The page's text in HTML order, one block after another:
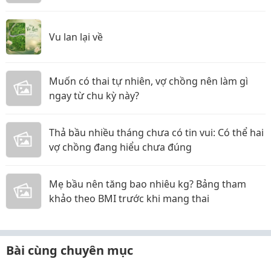
Vu lan lại về
Muốn có thai tự nhiên, vợ chồng nên làm gì
ngay từ chu kỳ này?
Thả bầu nhiều tháng chưa có tin vui: Có thể hai
vợ chồng đang hiểu chưa đúng
Mẹ bầu nên tăng bao nhiêu kg? Bảng tham
khảo theo BMI trước khi mang thai
Bài cùng chuyên mục